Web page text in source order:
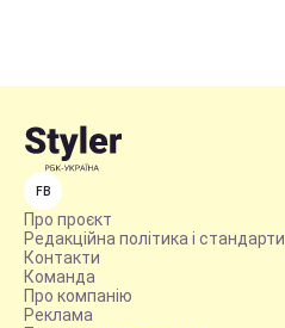
FB
Про проєкт
Редакційна політика і стандарти
Контакти
Команда
Про компанію
Реклама